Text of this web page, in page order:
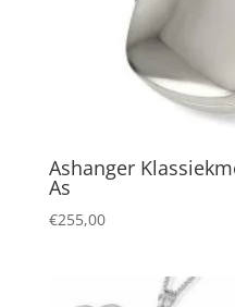
Ashanger
As
€255,00